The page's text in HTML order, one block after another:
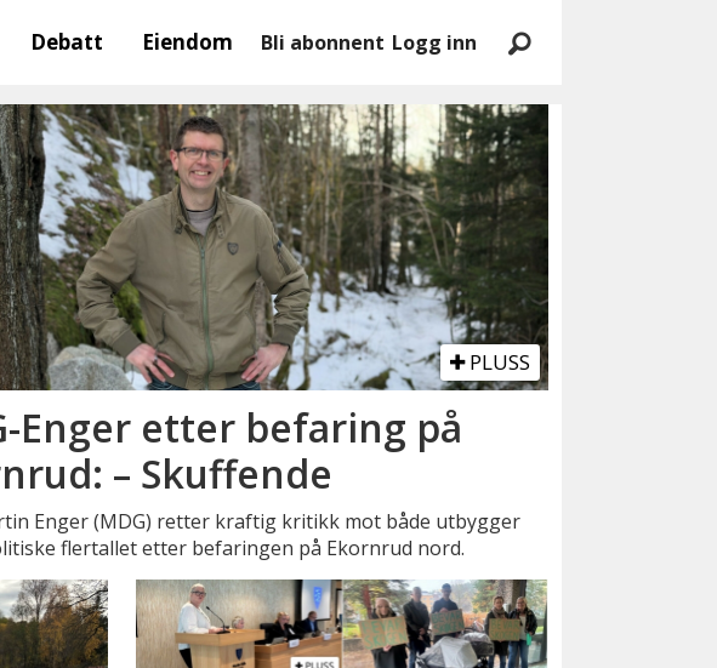
Debatt Eiendom Bli abonnent Logg inn
PLUSS
Enger etter befaring på
– Skuffende
Enger (MDG) retter kraftig kritikk mot både utbygger
flertallet etter befaringen på Ekornrud nord.